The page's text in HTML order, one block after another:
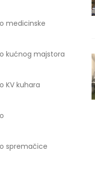
medicinske
kućnog majstora
KV kuhara
spremačice